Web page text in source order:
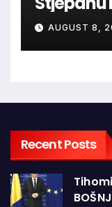
vječna
AUGUST 8,
Recent Posts